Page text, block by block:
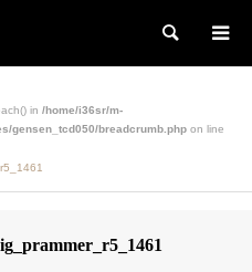
検索
in /home/i36sr/m-
gensen_tcd050/breadcrumb.php on line